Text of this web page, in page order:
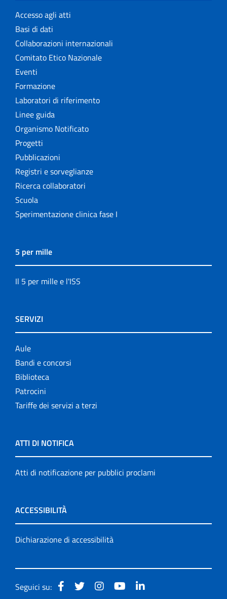
Accesso agli atti
Basi di dati
Collaborazioni internazionali
Comitato Etico Nazionale
Eventi
Formazione
Laboratori di riferimento
Linee guida
Organismo Notificato
Progetti
Pubblicazioni
Registri e sorveglianze
Ricerca collaboratori
Scuola
Sperimentazione clinica fase I
5 per mille
Il 5 per mille e l'ISS
SERVIZI
Aule
Bandi e concorsi
Biblioteca
Patrocini
Tariffe dei servizi a terzi
ATTI DI NOTIFICA
Atti di notificazione per pubblici proclami
ACCESSIBILITÀ
Dichiarazione di accessibilità
Seguici su: